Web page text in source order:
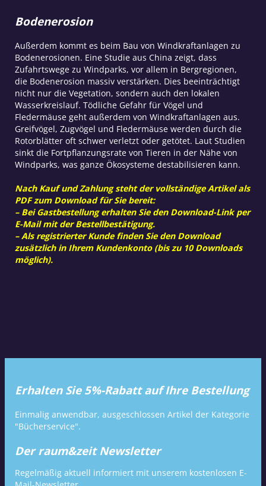
Bodenerosion
Außerdem kommt es beim Bau von Windkraftanlagen zu
Bodenerosionen. Eine Studie aus China zeigt, dass
Zufahrtswege zu Windparks, vor allem in Bergregionen,
die Bodenerosion massiv verstärken. Dies beeinträchtigt
nicht nur die Vegetation, sondern auch den lokalen
Wasserkreislauf. Tödliche Gefahr für Vögel und
Fledermäuse geht außerdem von Windkraftanlagen aus.
Greifvögel, Zugvögel und Fledermäuse werden durch die
Rotorblätter oft schwer verletzt oder getötet. Laut Studien
sinkt die Fortpflanzungsrate von Tieren in der Nähe von
Windparks, was ganze Ökosysteme destabilisieren kann.
Nach Kauf und Zahlung steht der vollständige Artikel als
PDF zum Download für Sie bereit:
– Bei Gastbestellung erhalten Sie den Download-Link per
E-Mail mit der Bestellbestätigung.
– Als registrierter Kunde finden Sie den Download
zusätzlich in Ihrem Kundenkonto (bis zu 10 Downloads
möglich).
Erhalten Sie 5%-Rabatt auf Ihre Bestellung
Einmalig anwendbar, ausgeschlossen Artikel der Kategorie
"Bücherservice".
Der raum&zeit Newsletter
Regelmäßig aktuell informiert mit unserem kostenlosen E-